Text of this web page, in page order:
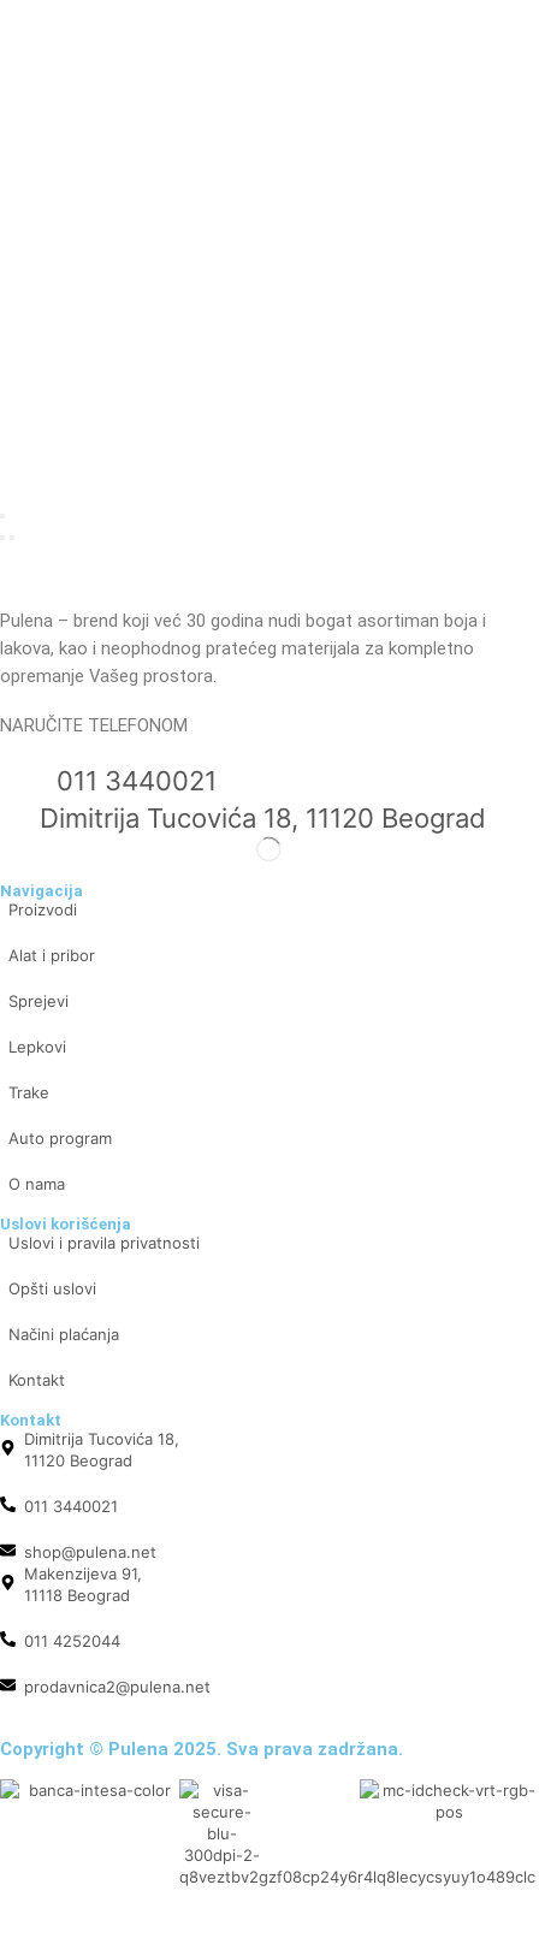
Pulena – brend koji već 30 godina nudi bogat asortiman boja i
lakova, kao i neophodnog pratećeg materijala za kompletno
opremanje Vašeg prostora.
NARUČITE TELEFONOM
011 3440021
Dimitrija Tucovića 18, 11120 Beograd
Navigacija
Proizvodi
Alat i pribor
Sprejevi
Lepkovi
Trake
Auto program
O nama
Uslovi korišćenja
Uslovi i pravila privatnosti
Opšti uslovi
Načini plaćanja
Kontakt
Kontakt
Dimitrija Tucovića 18,
11120 Beograd
011 3440021
shop@pulena.net
Makenzijeva 91,
11118 Beograd
011 4252044
prodavnica2@pulena.net
Copyright © Pulena 2025. Sva prava zadržana.